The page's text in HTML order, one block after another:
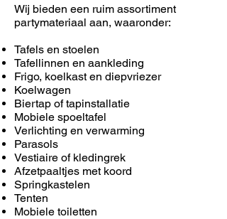
Wij bieden een ruim assortiment
partymateriaal aan, waaronder:
Tafels en stoelen
Tafellinnen en aankleding
Frigo, koelkast en diepvriezer
Koelwagen
Biertap of tapinstallatie
Mobiele spoeltafel
Verlichting en verwarming
Parasols
Vestiaire of kledingrek
Afzetpaaltjes met koord
Springkastelen
Tenten
Mobiele toiletten